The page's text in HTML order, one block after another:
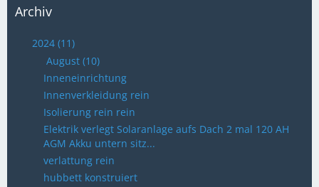
Archiv
2024 (11)
August (10)
Inneneinrichtung
Innenverkleidung rein
Isolierung rein rein
Elektrik verlegt Solaranlage aufs Dach 2 mal 120 AH
AGM Akku untern sitz...
verlattung rein
hubbett konstruiert